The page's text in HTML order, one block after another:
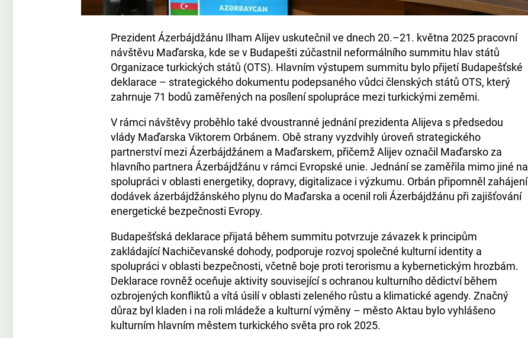
Prezident Ázerbájdžánu Ilham Alijev uskutečnil ve dnech 20.–21. května 2025 pracovní
návštěvu Maďarska, kde se v Budapešti zúčastnil neformálního summitu hlav států
Organizace turkických států (OTS). Hlavním výstupem summitu bylo přijetí Budapešťské
deklarace – strategického dokumentu podepsaného vůdci členských států OTS, který
zahrnuje 71 bodů zaměřených na posílení spolupráce mezi turkickými zeměmi.
V rámci návštěvy proběhlo také dvoustranné jednání prezidenta Alijeva s předsedou
vlády Maďarska Viktorem Orbánem. Obě strany vyzdvihly úroveň strategického
partnerství mezi Ázerbájdžánem a Maďarskem, přičemž Alijev označil Maďarsko za
hlavního partnera Ázerbájdžánu v rámci Evropské unie. Jednání se zaměřila mimo jiné na
spolupráci v oblasti energetiky, dopravy, digitalizace i výzkumu. Orbán připomněl zahájení
dodávek ázerbájdžánského plynu do Maďarska a ocenil roli Ázerbájdžánu při zajišťování
energetické bezpečnosti Evropy.
Budapešťská deklarace přijatá během summitu potvrzuje závazek k principům
zakládající Nachičevanské dohody, podporuje rozvoj společné kulturní identity a
spolupráci v oblasti bezpečnosti, včetně boje proti terorismu a kybernetickým hrozbám.
Deklarace rovněž oceňuje aktivity související s ochranou kulturního dědictví během
ozbrojených konfliktů a vítá úsilí v oblasti zeleného růstu a klimatické agendy. Značný
důraz byl kladen i na roli mládeže a kulturní výměny – město Aktau bylo vyhlášeno
kulturním hlavním městem turkického světa pro rok 2025.